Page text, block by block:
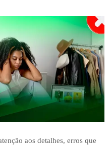
aos detalhes, erros que